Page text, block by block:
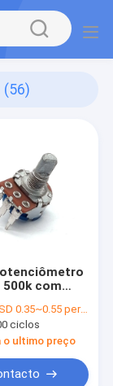
(56)
500k com
do
de 3
0.35~0.55 per piece
ciclos
o ultimo preço